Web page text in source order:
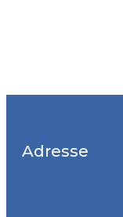
Adresse